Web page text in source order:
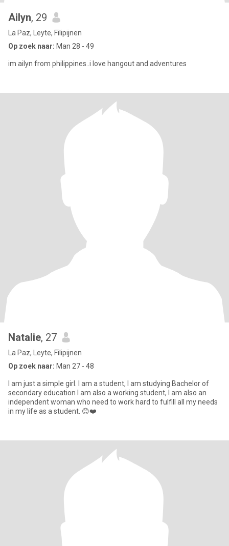
Ailyn, 29
La Paz, Leyte, Filipijnen
Op zoek naar: Man 28 - 49
im ailyn from philippines..i love hangout and adventures
Natalie, 27
La Paz, Leyte, Filipijnen
Op zoek naar: Man 27 - 48
I am just a simple girl. I am a student, I am studying Bachelor of
secondary education I am also a working student, I am also an
independent woman who need to work hard to fulfill all my needs
in my life as a student. 😊❤️